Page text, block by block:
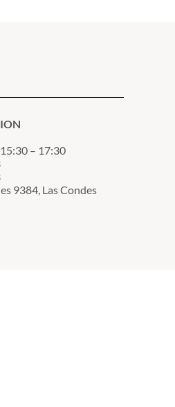
– 17:30
9384, Las Condes